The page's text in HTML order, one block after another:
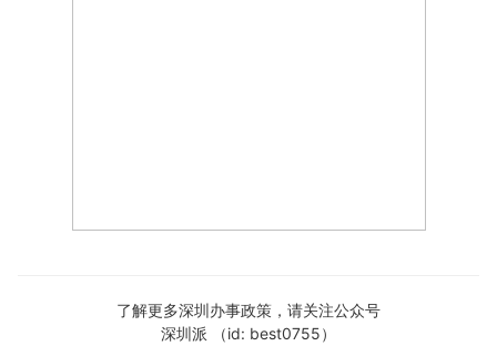
了解更多深圳办事政策，请关注公众号
深圳派 （id: best0755）